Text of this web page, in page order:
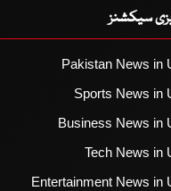
سیکشنز
Pakistan News in
Sports News in
Business News in
Tech News in
Entertainment News in